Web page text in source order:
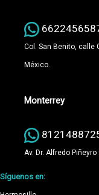
Col. San Benito, calle
México.
Monterrey
Av. Dr. Alfredo
Síguenos en: